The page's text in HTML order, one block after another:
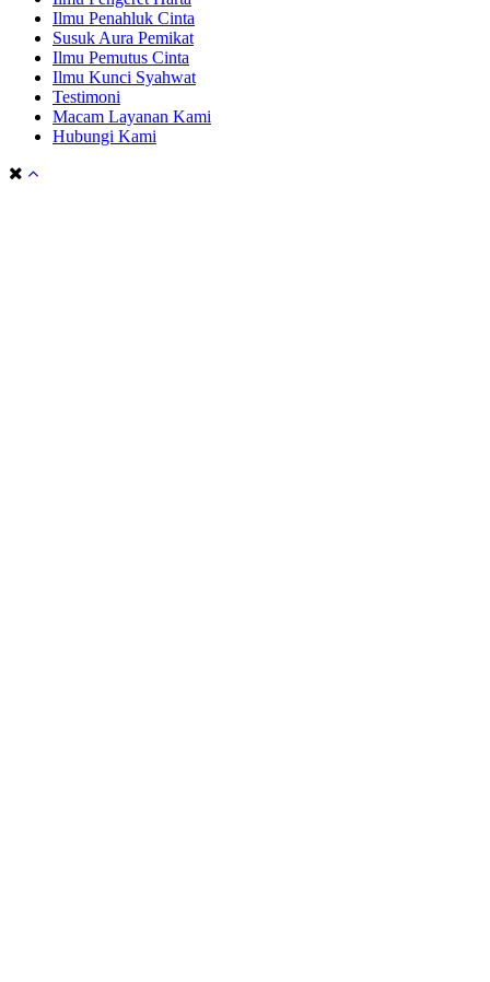
Ilmu Penahluk Cinta
Susuk Aura Pemikat
Ilmu Pemutus Cinta
Ilmu Kunci Syahwat
Testimoni
Macam Layanan Kami
Hubungi Kami